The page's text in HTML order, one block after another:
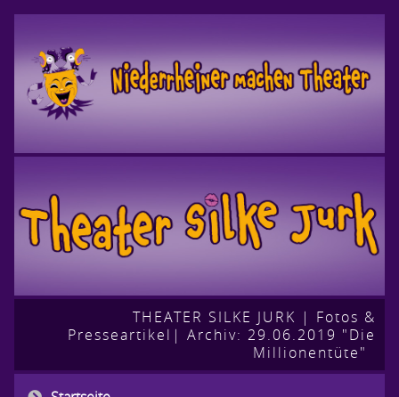
THEATER SILKE JURK | Fotos &
Presseartikel | Archiv: 29.06.2019 "Die
Millionentüte"